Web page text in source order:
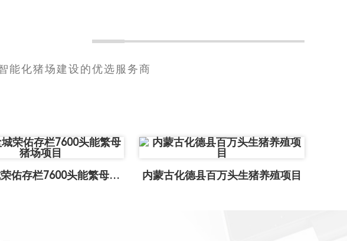
能化猪场建设的优选服务商
江苏盐城荣佑存栏7600头能繁母猪场... 内蒙古化德县百万头生猪养殖项目